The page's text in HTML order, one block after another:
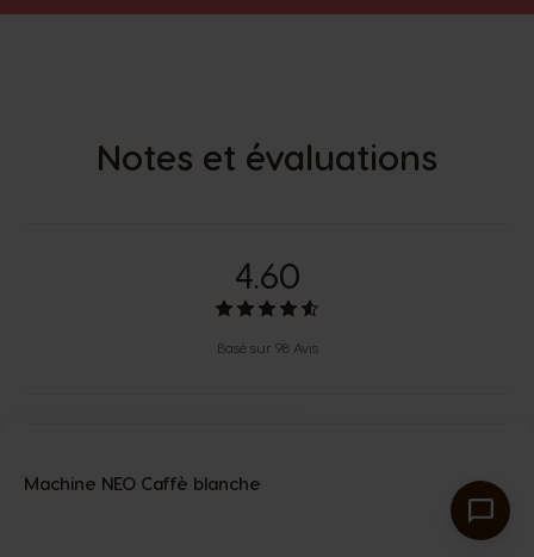
Notes et évaluations
4.60
Basé sur 98 Avis
Machine NEO Caffè blanche